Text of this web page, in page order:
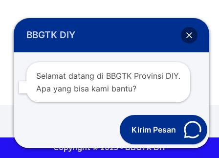
Copyright © 2025 - BBGTK DIY
BBGTK DIY
Selamat datang di BBGTK Provinsi DIY.
Apa yang bisa kami bantu?
Kirim Pesan